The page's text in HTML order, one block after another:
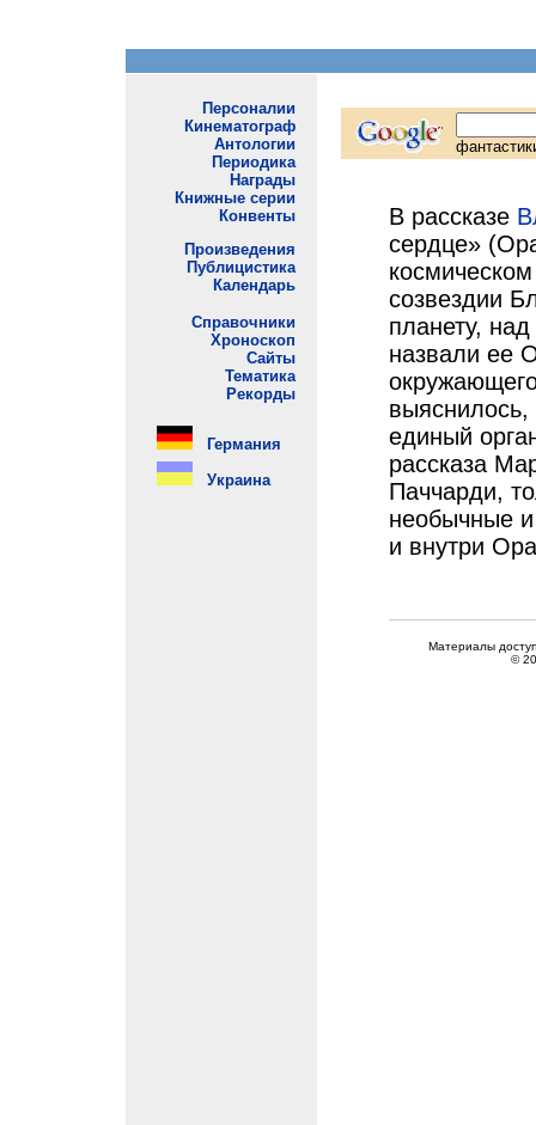
В рассказе
сердце»
созвездии
планету,
назвали ее
единый
рассказа
Паччарди,
необычные
и внутри